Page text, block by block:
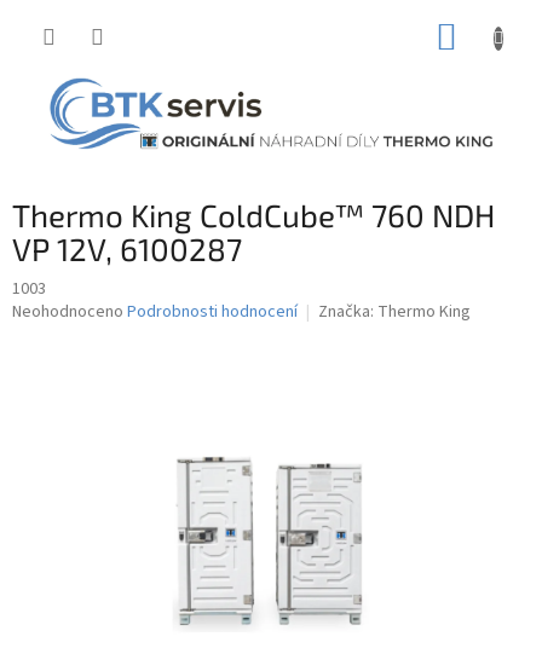
Thermo King ColdCube™ 760 NDH
VP 12V, 6100287
1003
Průměrné
Neohodnoceno Podrobnosti hodnocení Značka: Thermo King